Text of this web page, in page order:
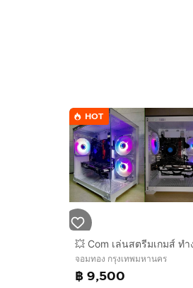
HOT
จอมทอง กรุงเทพมหานคร
฿ 9,500